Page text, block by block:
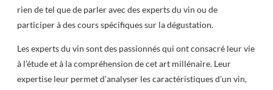
rien de tel que de parler avec des experts du vin ou de
participer à des cours spécifiques sur la dégustation.
Les experts du vin sont des passionnés qui ont consacré leur vie
à l’étude et à la compréhension de cet art millénaire. Leur
expertise leur permet d’analyser les caractéristiques d’un vin,